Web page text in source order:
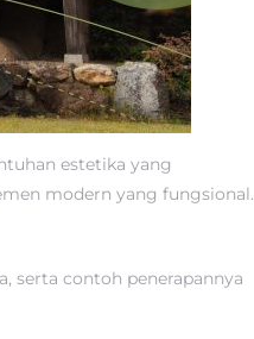
estetika yang
modern yang fungsional.
serta contoh penerapannya